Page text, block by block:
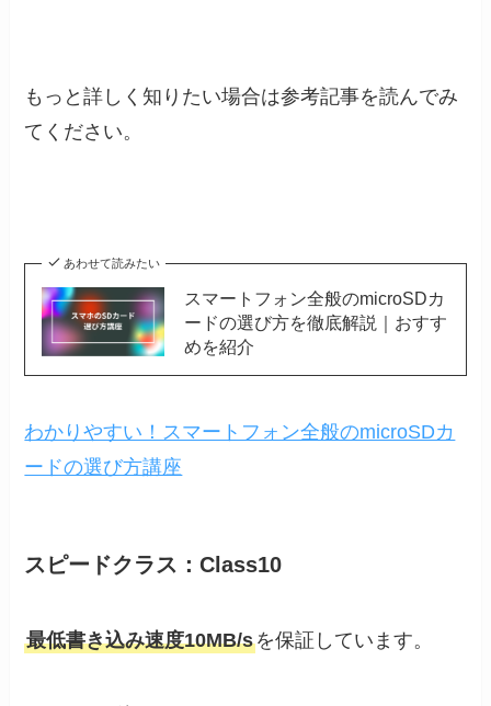
もっと詳しく知りたい場合は参考記事を読んでみ
てください。
あわせて読みたい
スマートフォン全般のmicroSDカ
ードの選び方を徹底解説｜おすす
めを紹介
わかりやすい！スマートフォン全般のmicroSDカ
ードの選び方講座
スピードクラス：Class10
最低書き込み速度10MB/sを保証しています。